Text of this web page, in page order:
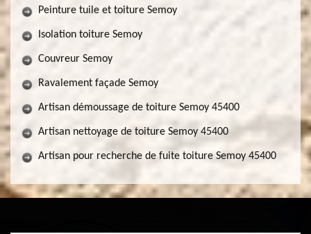
Peinture tuile et toiture Semoy
Isolation toiture Semoy
Couvreur Semoy
Ravalement façade Semoy
Artisan démoussage de toiture Semoy 45400
Artisan nettoyage de toiture Semoy 45400
Artisan pour recherche de fuite toiture Semoy 45400